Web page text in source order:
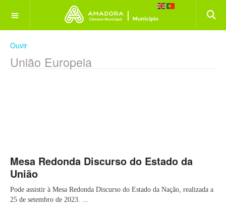
OFF CANVAS
Ouvir
União Europeia
Mesa Redonda Discurso do Estado da
União
Pode assistir à Mesa Redonda Discurso do Estado da Nação, realizada a
25 de setembro de 2023. ...